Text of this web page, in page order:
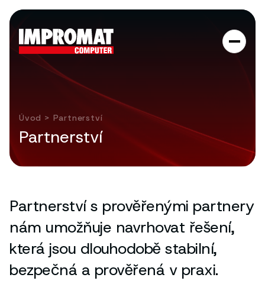
Úvod > Partnerství
Partnerství
Partnerství s prověřenými partnery
nám umožňuje navrhovat řešení,
která jsou dlouhodobě stabilní,
bezpečná a prověřená v praxi.